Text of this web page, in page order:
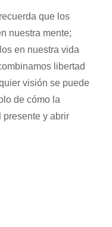
que los
nuestra mente;
en nuestra vida
libertad
visión se puede
de cómo la
presente y abrir